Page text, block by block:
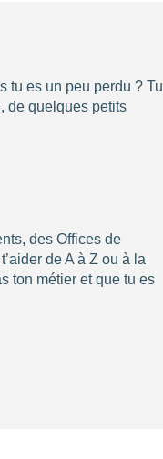
tu es un peu perdu ? Tu
de quelques petits
des Offices de
de A à Z ou à la
ton métier et que tu es